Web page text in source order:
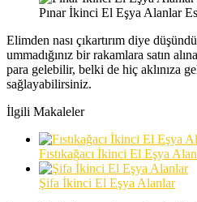
Pınar İkinci El Eşya Alanlar
Elimden nası çıkartırım diye
ummadığınız bir rakamlara satın
para gelebilir, belki de hiç aklınıza
sağlayabilirsiniz.
İlgili Makaleler
Fıstıkağacı İkinci El Eşya
Şifa İkinci El Eşya Alanlar